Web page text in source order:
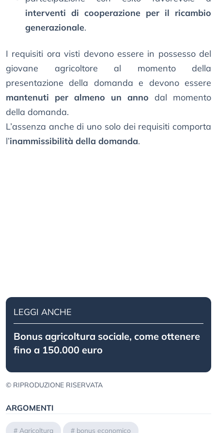
interventi di cooperazione per il ricambio
generazionale.
I requisiti ora visti devono essere in possesso del
giovane agricoltore al momento della
presentazione della domanda e devono essere
mantenuti per almeno un anno dal momento
della domanda.
L’assenza anche di uno solo dei requisiti comporta
l’inammissibilità della domanda.
LEGGI ANCHE
Bonus agricoltura sociale, come ottenere
fino a 150.000 euro
© RIPRODUZIONE RISERVATA
ARGOMENTI
# Agricoltura # bonus economico